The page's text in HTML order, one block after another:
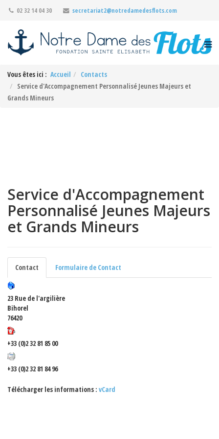
02 32 14 04 30 secretariat2@notredamedesflots.com
Vous êtes ici : Accueil
Contacts
Service d'Accompagnement Personnalisé Jeunes Majeurs et
Grands Mineurs
Service d'Accompagnement
Personnalisé Jeunes Majeurs
et Grands Mineurs
Contact Formulaire de Contact
23 Rue de l'argilière
Bihorel
76420
+33 (0)2 32 81 85 00
+33 (0)2 32 81 84 96
Télécharger les informations : vCard